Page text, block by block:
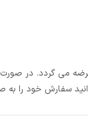
می گردد. در
سفارش خود را به